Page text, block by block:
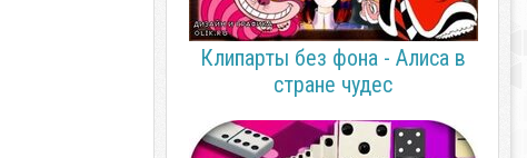
Клипарты без фона - Алиса в
стране чудес